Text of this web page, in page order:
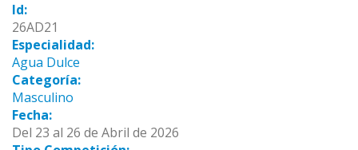
Id:
26AD21
Especialidad:
Agua Dulce
Categoría:
Masculino
Fecha:
Del 23 al 26 de Abril de 2026